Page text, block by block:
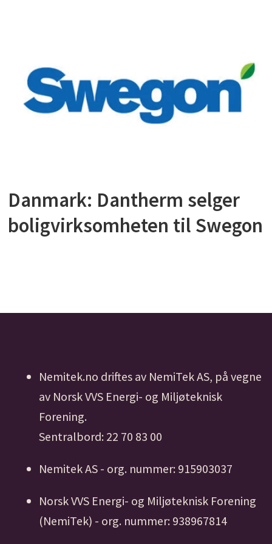
Danmark: Dantherm selger
boligvirksomheten til Swegon
Nemitek.no driftes av NemiTek AS, på vegne
av Norsk VVS Energi- og Miljøteknisk
Forening.
Sentralbord: 22 70 83 00
Nemitek AS - org. nummer: 915903037
Norsk VVS Energi- og Miljøteknisk Forening
(NemiTek) - org. nummer: 938967814